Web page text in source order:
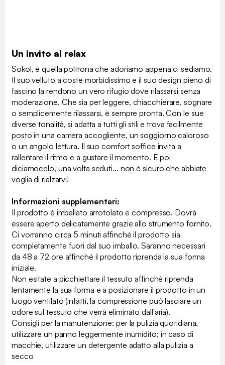
Un invito al relax
Sokol, è quella poltrona che adoriamo appena ci sediamo.
Il suo velluto a coste morbidissimo e il suo design pieno di
fascino la rendono un vero rifugio dove rilassarsi senza
moderazione. Che sia per leggere, chiacchierare, sognare
o semplicemente rilassarsi, è sempre pronta. Con le sue
diverse tonalità, si adatta a tutti gli stili e trova facilmente
posto in una camera accogliente, un soggiorno caloroso
o un angolo lettura. Il suo comfort soffice invita a
rallentare il ritmo e a gustare il momento. E poi
diciamocelo, una volta seduti... non è sicuro che abbiate
voglia di rialzarvi!
Informazioni supplementari:
Il prodotto è imballato arrotolato e compresso. Dovrà
essere aperto delicatamente grazie allo strumento fornito.
Ci vorranno circa 5 minuti affinché il prodotto sia
completamente fuori dal suo imballo. Saranno necessari
da 48 a 72 ore affinché il prodotto riprenda la sua forma
iniziale.
Non esitate a picchiettare il tessuto affinché riprenda
lentamente la sua forma e a posizionare il prodotto in un
luogo ventilato (infatti, la compressione può lasciare un
odore sul tessuto che verrà eliminato dall'aria).
Consigli per la manutenzione: per la pulizia quotidiana,
utilizzare un panno leggermente inumidito; in caso di
macchie, utilizzare un detergente adatto alla pulizia a
secco